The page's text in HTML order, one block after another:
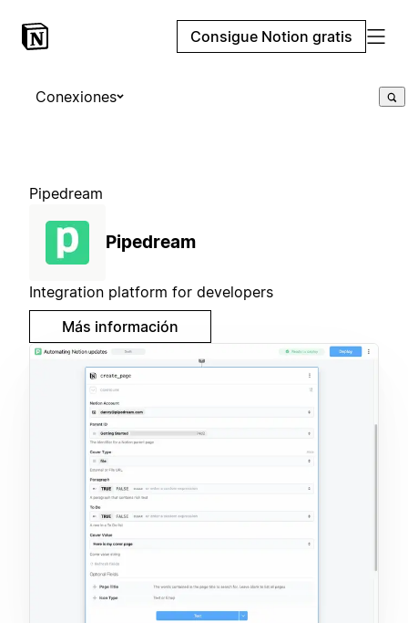
Consigue Notion gratis
Conexiones
Pipedream
Pipedream
Integration platform for developers
Más información